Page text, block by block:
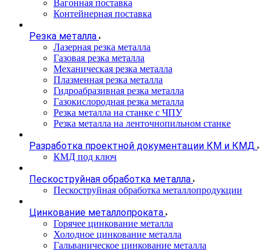
Вагонная поставка
Контейнерная поставка
Резка металла
Лазерная резка металла
Газовая резка металла
Механическая резка металла
Плазменная резка металла
Гидроабразивная резка металла
Газокислородная резка металла
Резка металла на станке с ЧПУ
Резка металла на ленточнопильном станке
Разработка проектной документации КМ и КМД
КМД под ключ
Пескоструйная обработка металла
Пескоструйная обработка металлопродукции
Цинкование металлопроката
Горячее цинкование металла
Холодное цинкование металла
Гальваническое цинкование металла